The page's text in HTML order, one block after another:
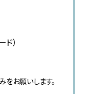
）
お願いします。